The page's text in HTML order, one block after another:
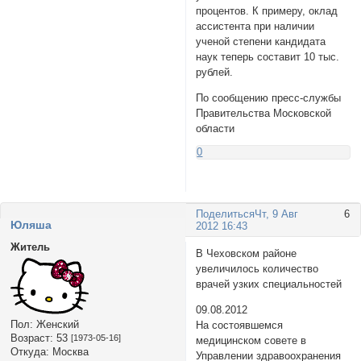
процентов. К примеру, оклад
ассистента при наличии
ученой степени кандидата
наук теперь составит 10 тыс.
рублей.
По сообщению пресс-службы
Правительства Московской
области
0
Поделиться 6
Чт, 9 Авг
2012 16:43
Юляша
Житель
Пол: Женский
Возраст: 53 [1973-05-16]
Откуда: Москва
В Чеховском районе
увеличилось количество
врачей узких специальностей
09.08.2012
На состоявшемся
медицинском совете в
Управлении здравоохранения